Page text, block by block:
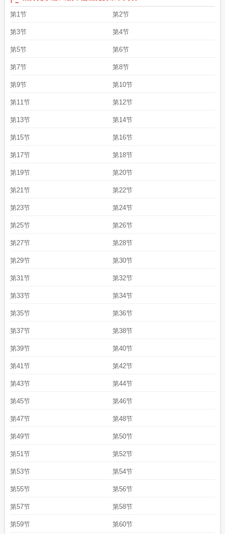
第1节 第2节
第3节 第4节
第5节 第6节
第7节 第8节
第9节 第10节
第11节 第12节
第13节 第14节
第15节 第16节
第17节 第18节
第19节 第20节
第21节 第22节
第23节 第24节
第25节 第26节
第27节 第28节
第29节 第30节
第31节 第32节
第33节 第34节
第35节 第36节
第37节 第38节
第39节 第40节
第41节 第42节
第43节 第44节
第45节 第46节
第47节 第48节
第49节 第50节
第51节 第52节
第53节 第54节
第55节 第56节
第57节 第58节
第59节 第60节